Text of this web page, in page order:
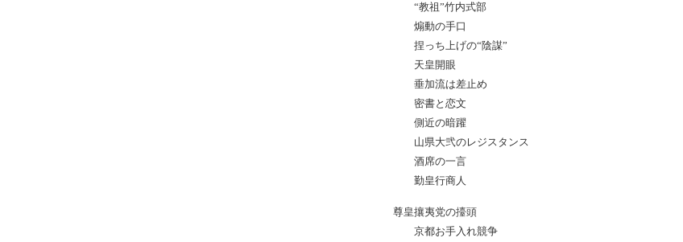
“教祖”竹内式部
煽動の手口
捏っち上げの“陰謀”
天皇開眼
垂加流は差止め
密書と恋文
側近の暗躍
山県大弐のレジスタンス
酒席の一言
勤皇行商人
尊皇攘夷党の擡頭
京都お手入れ競争